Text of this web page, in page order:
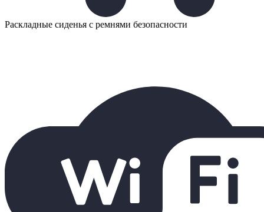
Раскладные сиденья с ремнями безопасности